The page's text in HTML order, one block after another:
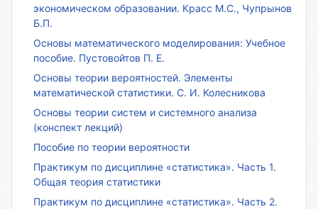
экономическом образовании. Красс М.С., Чупрынов
Б.П.
Основы математического моделирования: Учебное
пособие. Пустовойтов П. Е.
Основы теории вероятностей. Элементы
математической статистики. С. И. Колесникова
Основы теории систем и системного анализа
(конспект лекций)
Пособие по теории вероятности
Практикум по дисциплине «статистика». Часть 1.
Общая теория статистики
Практикум по дисциплине «статистика». Часть 2.